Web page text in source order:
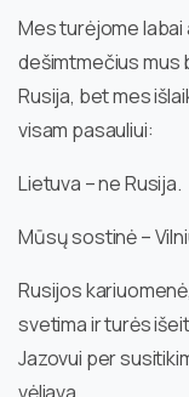
Mes turėjome labai
dešimtmečius mus
Rusija, bet mes
visam pasauliui:
Lietuva – ne Rusija.
Mūsų sostinė –
Rusijos
svetima ir turės
Jazovui per